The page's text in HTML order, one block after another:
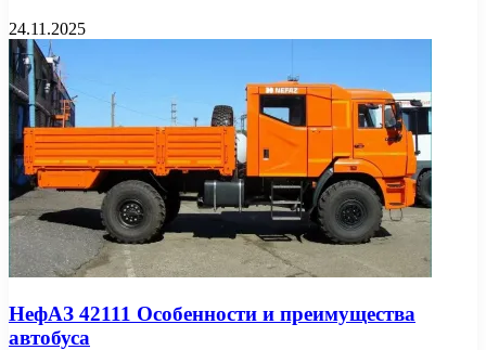
24.11.2025
НефАЗ 42111 Особенности и преимущества
автобуса